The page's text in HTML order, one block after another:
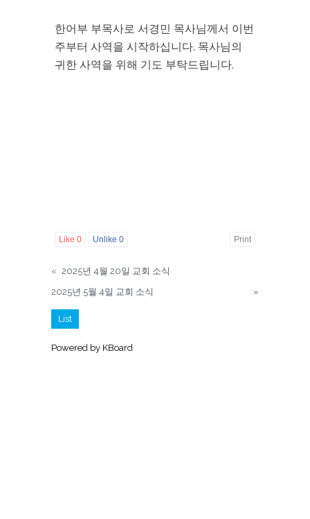
한어부 부목사로 서경민 목사님께서 이번
주부터 사역을 시작하십니다. 목사님의
귀한 사역을 위해 기도 부탁드립니다.
Like 0 Unlike 0 Print
« 2025년 4월 20일 교회 소식
2025년 5월 4일 교회 소식
»
List
Powered by KBoard